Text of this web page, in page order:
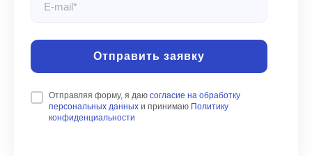
Отправить заявку
Отправляя форму, я даю согласие на обработку
персональных данных и принимаю Политику
конфиденциальности